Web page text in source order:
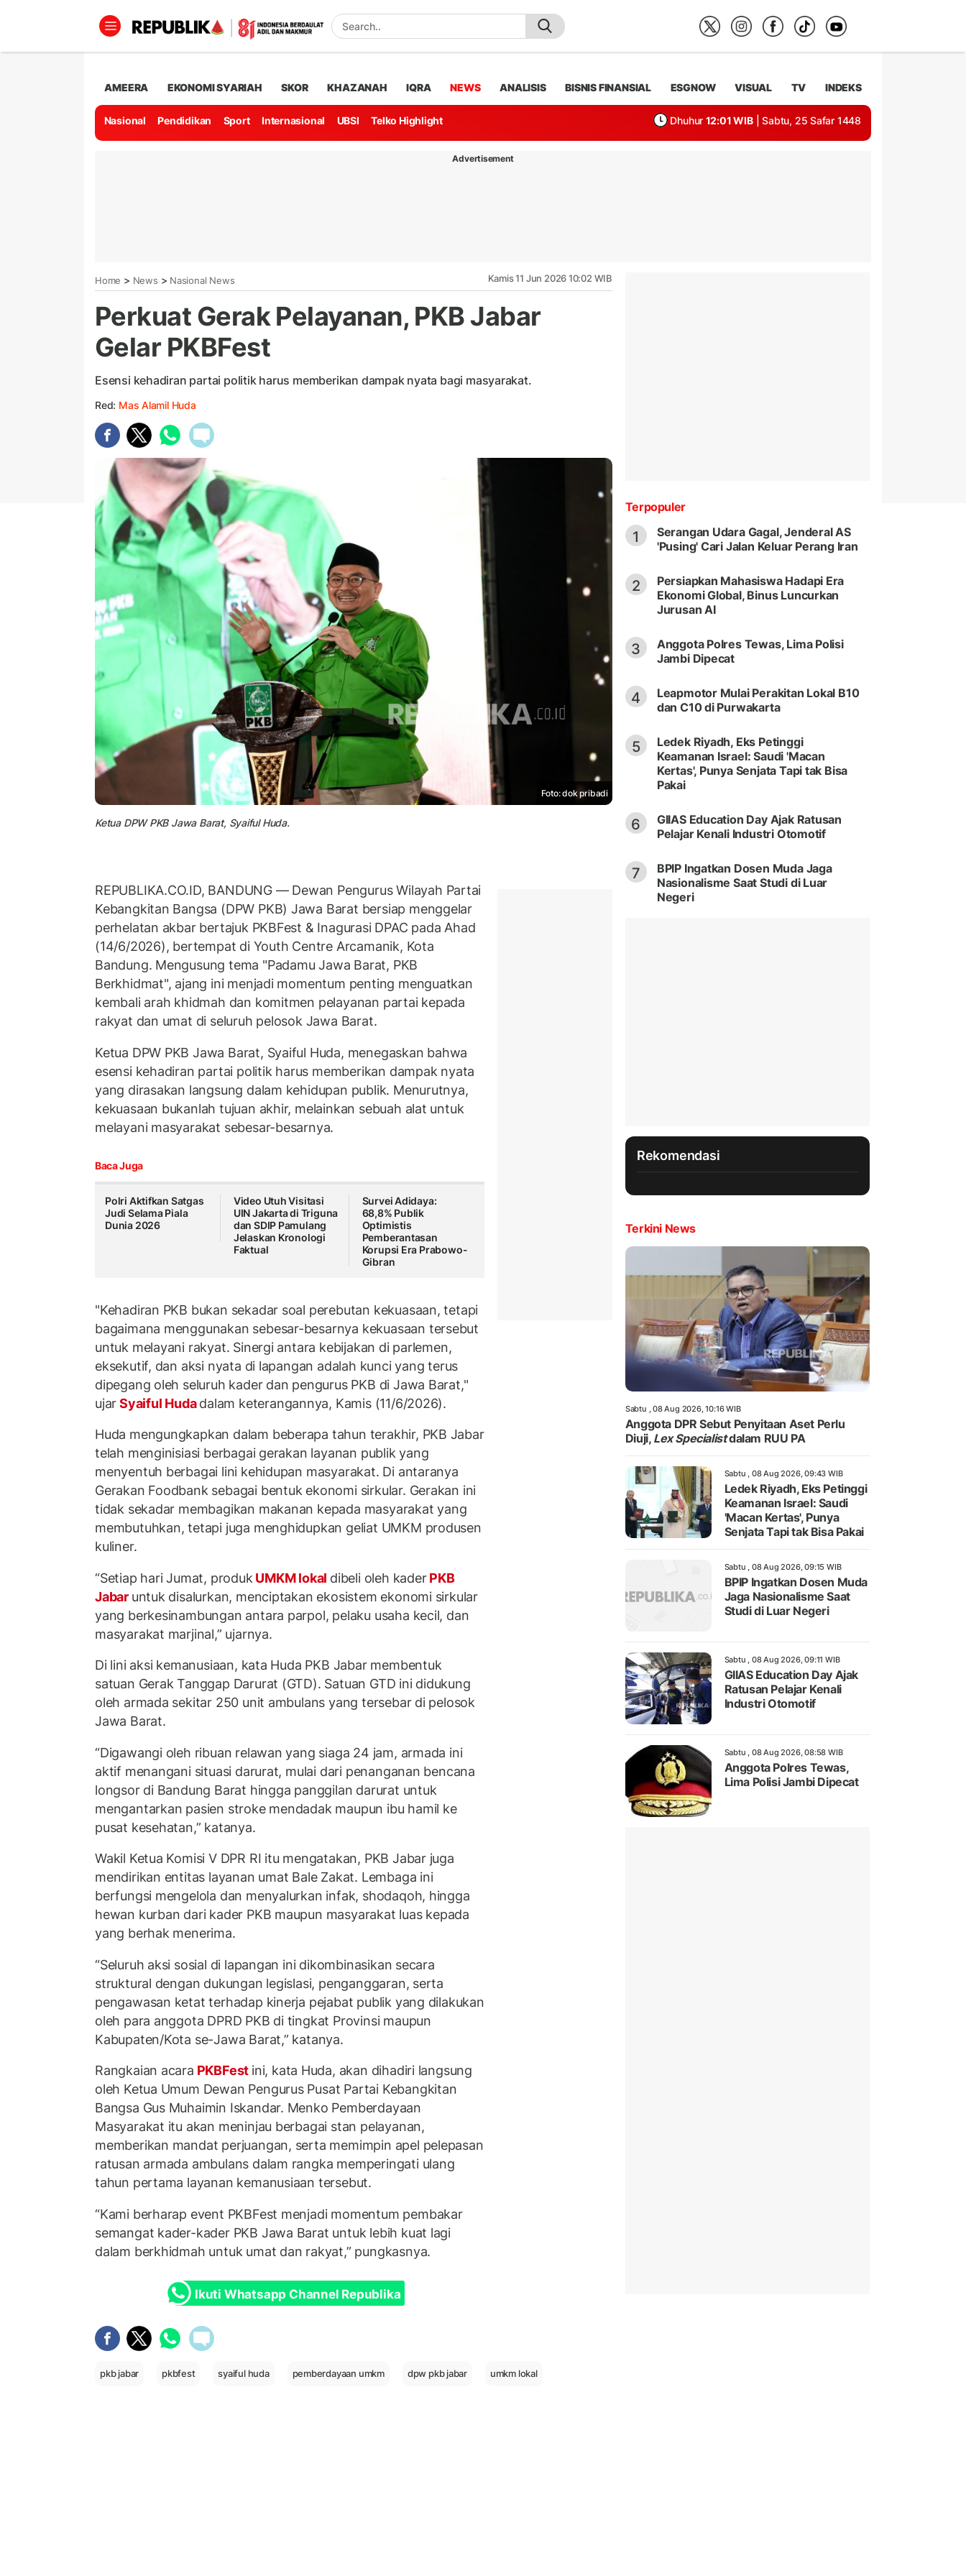
AMEERA EKONOMI SYARIAH SKOR KHAZANAH IQRA NEWS ANALISIS BISNIS FINANSIAL ESGNOW VISUAL TV INDEKS
Nasional Pendidikan Sport Internasional UBSI Telko Highlight Dhuhur 12:01 WIB | Sabtu, 25 Safar 1448
Advertisement
Home > News > Nasional News Kamis 11 Jun 2026 10:02 WIB
Perkuat Gerak Pelayanan, PKB Jabar
Gelar PKBFest
Esensi kehadiran partai politik harus memberikan dampak nyata bagi masyarakat.
Red: Mas Alamil Huda
Foto: dok pribadi
Ketua DPW PKB Jawa Barat, Syaiful Huda.
REPUBLIKA.CO.ID, BANDUNG — Dewan Pengurus Wilayah Partai
Kebangkitan Bangsa (DPW PKB) Jawa Barat bersiap menggelar
perhelatan akbar bertajuk PKBFest & Inagurasi DPAC pada Ahad
(14/6/2026), bertempat di Youth Centre Arcamanik, Kota
Bandung. Mengusung tema "Padamu Jawa Barat, PKB
Berkhidmat", ajang ini menjadi momentum penting menguatkan
kembali arah khidmah dan komitmen pelayanan partai kepada
rakyat dan umat di seluruh pelosok Jawa Barat.
Ketua DPW PKB Jawa Barat, Syaiful Huda, menegaskan bahwa
esensi kehadiran partai politik harus memberikan dampak nyata
yang dirasakan langsung dalam kehidupan publik. Menurutnya,
kekuasaan bukanlah tujuan akhir, melainkan sebuah alat untuk
melayani masyarakat sebesar-besarnya.
Baca Juga
Polri Aktifkan Satgas
Judi Selama Piala
Dunia 2026
Video Utuh Visitasi
UIN Jakarta di Triguna
dan SDIP Pamulang
Jelaskan Kronologi
Faktual
Survei Adidaya:
68,8% Publik
Optimistis
Pemberantasan
Korupsi Era Prabowo-
Gibran
"Kehadiran PKB bukan sekadar soal perebutan kekuasaan, tetapi
bagaimana menggunakan sebesar-besarnya kekuasaan tersebut
untuk melayani rakyat. Sinergi antara kebijakan di parlemen,
eksekutif, dan aksi nyata di lapangan adalah kunci yang terus
dipegang oleh seluruh kader dan pengurus PKB di Jawa Barat,"
ujarSyaiful Hudadalam keterangannya, Kamis (11/6/2026).
Huda mengungkapkan dalam beberapa tahun terakhir, PKB Jabar
telah menginisiasi berbagai gerakan layanan publik yang
menyentuh berbagai lini kehidupan masyarakat. Di antaranya
Gerakan Foodbank sebagai bentuk ekonomi sirkular. Gerakan ini
tidak sekadar membagikan makanan kepada masyarakat yang
membutuhkan, tetapi juga menghidupkan geliat UMKM produsen
kuliner.
“Setiap hari Jumat, produk UMKM lokal dibeli oleh kaderPKB
Jabar untuk disalurkan, menciptakan ekosistem ekonomi sirkular
yang berkesinambungan antara parpol, pelaku usaha kecil, dan
masyarakat marjinal,” ujarnya.
Di lini aksi kemanusiaan, kata Huda PKB Jabar membentuk
satuan Gerak Tanggap Darurat (GTD). Satuan GTD ini didukung
oleh armada sekitar 250 unit ambulans yang tersebar di pelosok
Jawa Barat.
“Digawangi oleh ribuan relawan yang siaga 24 jam, armada ini
aktif menangani situasi darurat, mulai dari penanganan bencana
longsor di Bandung Barat hingga panggilan darurat untuk
mengantarkan pasien stroke mendadak maupun ibu hamil ke
pusat kesehatan,” katanya.
Wakil Ketua Komisi V DPR RI itu mengatakan, PKB Jabar juga
mendirikan entitas layanan umat Bale Zakat. Lembaga ini
berfungsi mengelola dan menyalurkan infak, shodaqoh, hingga
hewan kurban dari kader PKB maupun masyarakat luas kepada
yang berhak menerima.
“Seluruh aksi sosial di lapangan ini dikombinasikan secara
struktural dengan dukungan legislasi, penganggaran, serta
pengawasan ketat terhadap kinerja pejabat publik yang dilakukan
oleh para anggota DPRD PKB di tingkat Provinsi maupun
Kabupaten/Kota se-Jawa Barat,” katanya.
Rangkaian acara PKBFest ini, kata Huda, akan dihadiri langsung
oleh Ketua Umum Dewan Pengurus Pusat Partai Kebangkitan
Bangsa Gus Muhaimin Iskandar. Menko Pemberdayaan
Masyarakat itu akan meninjau berbagai stan pelayanan,
memberikan mandat perjuangan, serta memimpin apel pelepasan
ratusan armada ambulans dalam rangka memperingati ulang
tahun pertama layanan kemanusiaan tersebut.
“Kami berharap event PKBFest menjadi momentum pembakar
semangat kader-kader PKB Jawa Barat untuk lebih kuat lagi
dalam berkhidmah untuk umat dan rakyat,” pungkasnya.
Ikuti Whatsapp Channel Republika
pkb jabar pkbfest syaiful huda pemberdayaan umkm dpw pkb jabar umkm lokal
Terpopuler
1
Serangan Udara Gagal, Jenderal AS
'Pusing' Cari Jalan Keluar Perang Iran
2
Persiapkan Mahasiswa Hadapi Era
Ekonomi Global, Binus Luncurkan
Jurusan AI
3
Anggota Polres Tewas, Lima Polisi
Jambi Dipecat
4
Leapmotor Mulai Perakitan Lokal B10
dan C10 di Purwakarta
5
Ledek Riyadh, Eks Petinggi
Keamanan Israel: Saudi 'Macan
Kertas', Punya Senjata Tapi tak Bisa
Pakai
6
GIIAS Education Day Ajak Ratusan
Pelajar Kenali Industri Otomotif
7
BPIP Ingatkan Dosen Muda Jaga
Nasionalisme Saat Studi di Luar
Negeri
Rekomendasi
Terkini News
Sabtu , 08 Aug 2026, 10:16 WIB
Anggota DPR Sebut Penyitaan Aset Perlu
Diuji, Lex Specialistdalam RUU PA
Sabtu , 08 Aug 2026, 09:43 WIB
Ledek Riyadh, Eks Petinggi
Keamanan Israel: Saudi
'Macan Kertas', Punya
Senjata Tapi tak Bisa Pakai
Sabtu , 08 Aug 2026, 09:15 WIB
BPIP Ingatkan Dosen Muda
Jaga Nasionalisme Saat
Studi di Luar Negeri
Sabtu , 08 Aug 2026, 09:11 WIB
GIIAS Education Day Ajak
Ratusan Pelajar Kenali
Industri Otomotif
Sabtu , 08 Aug 2026, 08:58 WIB
Anggota Polres Tewas,
Lima Polisi Jambi Dipecat